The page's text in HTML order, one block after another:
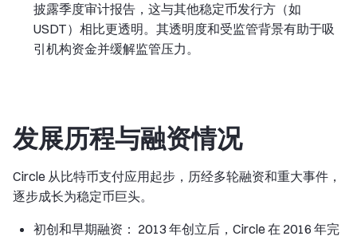
披露季度审计报告，这与其他稳定币发行方（如
USDT）相比更透明。其透明度和受监管背景有助于吸
引机构资金并缓解监管压力。
发展历程与融资情况
Circle 从比特币支付应用起步，历经多轮融资和重大事件，
逐步成长为稳定币巨头。
初创和早期融资： 2013 年创立后，Circle 在 2016 年完